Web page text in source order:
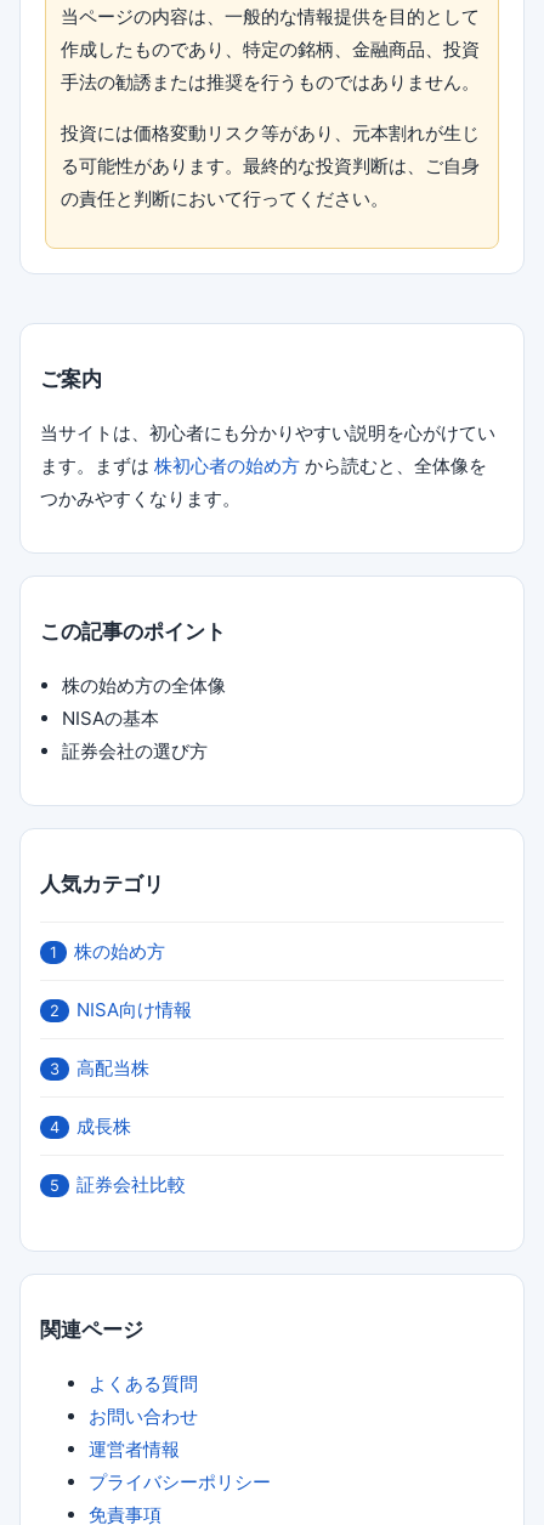
当ページの内容は、一般的な情報提供を目的として
作成したものであり、特定の銘柄、金融商品、投資
手法の勧誘または推奨を行うものではありません。
投資には価格変動リスク等があり、元本割れが生じ
る可能性があります。最終的な投資判断は、ご自身
の責任と判断において行ってください。
ご案内
当サイトは、初心者にも分かりやすい説明を心がけてい
ます。まずは 株初心者の始め方 から読むと、全体像を
つかみやすくなります。
この記事のポイント
株の始め方の全体像
NISAの基本
証券会社の選び方
人気カテゴリ
1 株の始め方
2 NISA向け情報
3 高配当株
4 成長株
5 証券会社比較
関連ページ
よくある質問
お問い合わせ
運営者情報
プライバシーポリシー
免責事項